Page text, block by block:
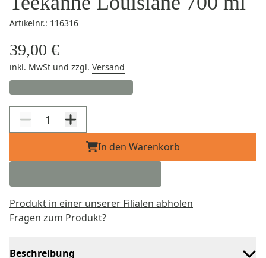
Artikelnr.: 116316
39,00 €
inkl. MwSt und zzgl. Versand
In den Warenkorb
Produkt in einer unserer Filialen abholen
Fragen zum Produkt?
Beschreibung